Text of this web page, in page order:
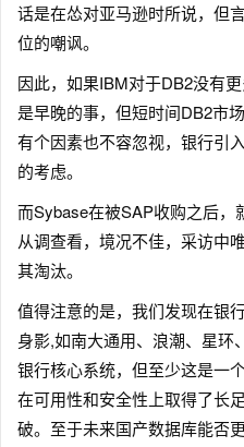
话是在怂对亚马逊时所说，但
位的嘲讽。
因此，如果IBM对于DB2没有
是早晚的事，但短时间DB2市
有个因素也不容忽视，银行引
的考虑。
而Sybase在被SAP收购之后，
从调查看，境况不佳，采访中
其淘汰。
值得注意的是，我们发现在银
身影,如南大通用、浪潮、星环
银行核心系统，但至少这是一
在可用性和安全性上取得了长
破。至于未来国产数据库能否